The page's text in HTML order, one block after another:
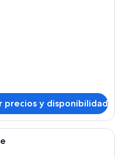
precios y disponibilidad
habitación de hotel moderna